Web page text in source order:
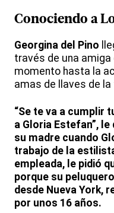
Conociendo a
Georgina del Pino
través de una
momento hasta la
amas de llaves de
“Se te va a cumplir
a Gloria Estefan”,
su madre cuando
trabajo de la
empleada, le pidió
porque su
desde Nueva York,
por unos 16 años.